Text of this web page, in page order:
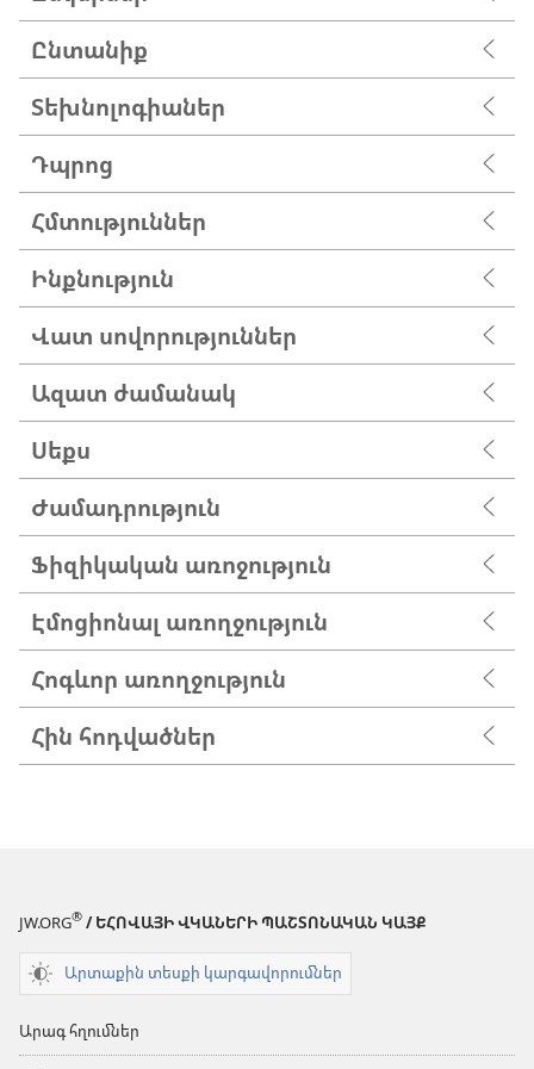
Ընտանիք
Տեխնոլոգիաներ
Դպրոց
Հմտություններ
Ինքնություն
Վատ սովորություններ
Ազատ ժամանակ
Սեքս
Ժամադրություն
Ֆիզիկական առոջություն
Էմոցիոնալ առողջություն
Հոգևոր առողջություն
Հին հոդվածներ
JW.ORG® / ԵՀՈՎԱՅԻ ՎԿԱՆԵՐԻ ՊԱՇՏՈՆԱԿԱՆ ԿԱՅՔ
Արտաքին տեսքի կարգավորումներ
Արագ հղումներ